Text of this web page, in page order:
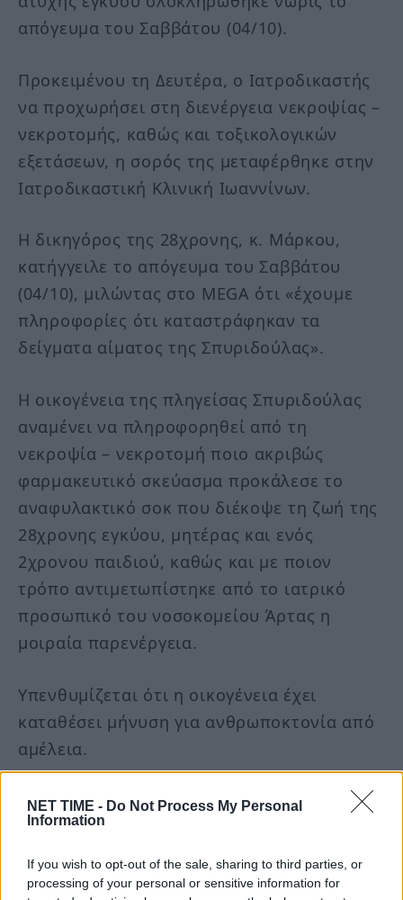
NET TIME - Do Not Process My Personal
Information
If you wish to opt-out of the sale, sharing to third parties, or
processing of your personal or sensitive information for
απόγευμα του Σαββάτου (04/10).
Προκειμένου τη Δευτέρα, ο Ιατροδικαστής
να προχωρήσει στη διενέργεια νεκροψίας –
νεκροτομής, καθώς και τοξικολογικών
εξετάσεων, η σορός της μεταφέρθηκε στην
Ιατροδικαστική Κλινική Ιωαννίνων.
Η δικηγόρος της 28χρονης, κ. Μάρκου,
κατήγγειλε το απόγευμα του Σαββάτου
(04/10), μιλώντας στο MEGA ότι «έχουμε
πληροφορίες ότι καταστράφηκαν τα
δείγματα αίματος της Σπυριδούλας».
Η οικογένεια της πληγείσας Σπυριδούλας
αναμένει να πληροφορηθεί από τη
νεκροψία – νεκροτομή ποιο ακριβώς
φαρμακευτικό σκεύασμα προκάλεσε το
αναφυλακτικό σοκ που διέκοψε τη ζωή της
28χρονης εγκύου, μητέρας και ενός
2χρονου παιδιού, καθώς και με ποιον
τρόπο αντιμετωπίστηκε από το ιατρικό
προσωπικό του νοσοκομείου Άρτας η
μοιραία παρενέργεια.
Υπενθυμίζεται ότι η οικογένεια έχει
καταθέσει μήνυση για ανθρωποκτονία από
αμέλεια.
Δείτε το βίντεο – Ολοκληρώθηκε η
εκταφή της άτυχης Σπυριδούλας